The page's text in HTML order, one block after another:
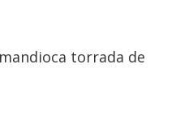
torrada de